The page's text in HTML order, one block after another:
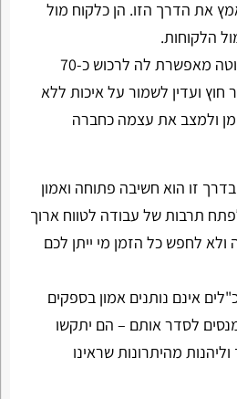
את הדרך הזו. הן כלקוח מול
הלקוחות.
דרך העבודה הזו של טויוטה מאפשרת לה לרכוש כ-70
חוץ ועדין לשמור על איכות ללא
ולמצב את עצמה כחברה
זו הוא חשיבה פתוחה ואמון
תרבות של עבודה לטווח ארוך
ולא לחפש כל הזמן מי ייתן לכם
אינם נותנים אמון בספקים
לסדר אותם – הם יתקשו
מהיתרונות שראינו